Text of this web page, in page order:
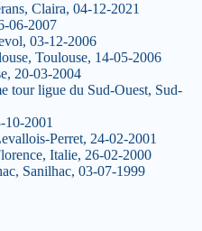
Claira, 04-12-2021
06-2007
03-12-2006
Toulouse, 14-05-2006
20-03-2004
tour ligue du Sud-Ouest, Sud-
10-2001
Perret, 24-02-2001
Italie, 26-02-2000
Sanilhac, 03-07-1999